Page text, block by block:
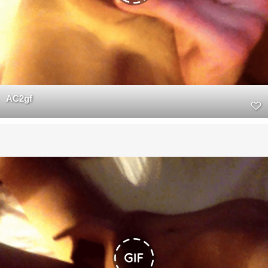
AC2gf